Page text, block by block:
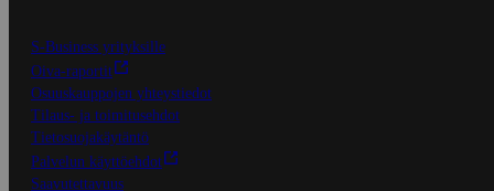
S-Business yrityksille
Oiva-raportit
Osuuskauppojen yhteystiedot
Tilaus- ja toimitusehdot
Tietosuojakäytäntö
Palvelun käyttöehdot
Saavutettavuus